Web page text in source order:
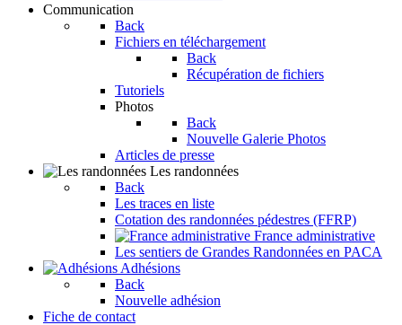
Communication
Back
Fichiers en téléchargement
Back
Récupération de fichiers
Tutoriels
Photos
Back
Nouvelle Galerie Photos
Articles de presse
Les randonnées
Back
Les traces en liste
Cotation des randonnées pédestres (FFRP)
France administrative
Les sentiers de Grandes Randonnées en PACA
Adhésions
Back
Nouvelle adhésion
Fiche de contact